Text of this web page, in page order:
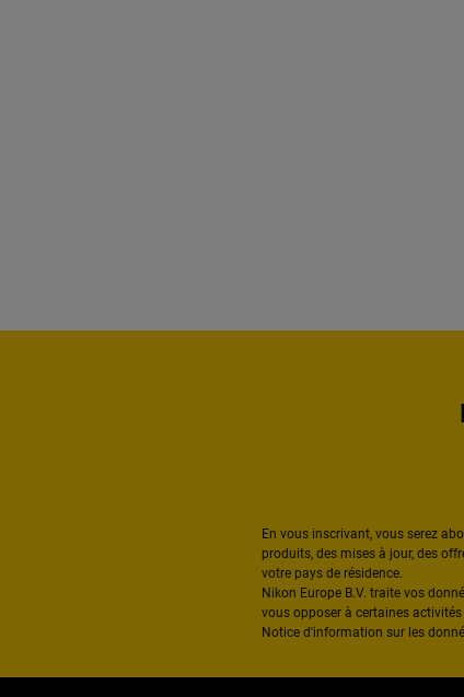
En vous inscrivant, vous serez
produits, des mises à jour, des
votre pays de résidence.
Nikon Europe B.V. traite vos
vous opposer à certaines
Notice d'information sur les